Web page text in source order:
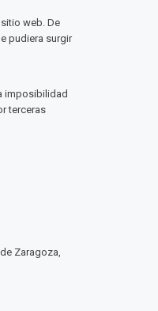
web. De
pudiera surgir
imposibilidad
terceras
Zaragoza,